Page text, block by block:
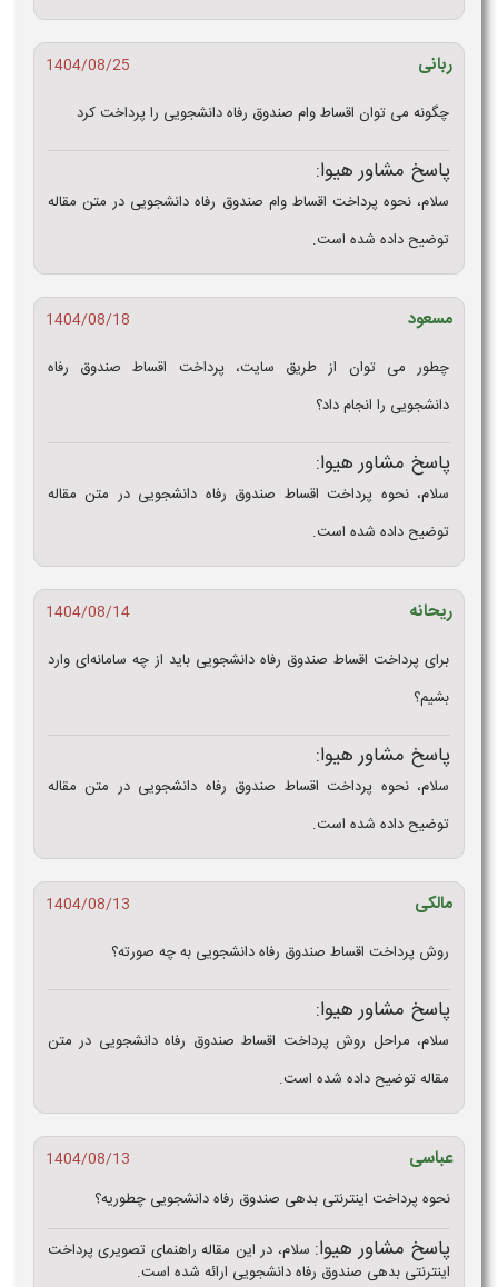
ربانی
1404/08/25
چگونه می‌ توان اقساط وام صندوق رفاه دانشجویی را پرداخت کرد
پاسخ مشاور هیوا:
سلام، نحوه پرداخت اقساط وام صندوق رفاه دانشجویی در متن مقاله
توضیح داده شده است.
مسعود
1404/08/18
چطور می‌ توان از طریق سایت، پرداخت اقساط صندوق رفاه
دانشجویی را انجام داد؟
پاسخ مشاور هیوا:
سلام، نحوه پرداخت اقساط صندوق رفاه دانشجویی در متن مقاله
توضیح داده شده است.
ریحانه
1404/08/14
برای پرداخت اقساط صندوق رفاه دانشجویی باید از چه سامانه‌ای وارد
بشیم؟
پاسخ مشاور هیوا:
سلام، نحوه پرداخت اقساط صندوق رفاه دانشجویی در متن مقاله
توضیح داده شده است.
مالکی
1404/08/13
روش پرداخت اقساط صندوق رفاه دانشجویی به چه صورته؟
پاسخ مشاور هیوا:
سلام، مراحل روش پرداخت اقساط صندوق رفاه دانشجویی در متن
مقاله توضیح داده شده است.
عباسی
1404/08/13
نحوه پرداخت اینترنتی بدهی صندوق رفاه دانشجویی چطوریه؟
پاسخ مشاور هیوا: سلام، در این مقاله راهنمای تصویری پرداخت
اینترنتی بدهی صندوق رفاه دانشجویی ارائه شده است.